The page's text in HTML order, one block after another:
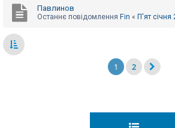
Павлинов
Останнє повідомлення Fin « П'ят
1 2